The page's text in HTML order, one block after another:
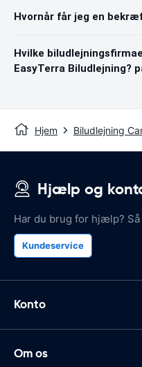
Hvornår får jeg en
Hvilke
EasyTerra Biludlejning?
Hjem Biludlejning
Hjælp og
Har du brug for hjælp?
Kundeservice
Konto
Om os